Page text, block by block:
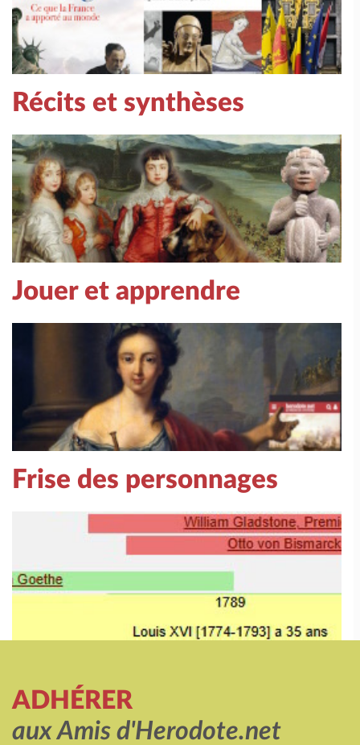
Récits et synthèses
Jouer et apprendre
Frise des personnages
ADHÉRER
aux Amis d'Herodote.net